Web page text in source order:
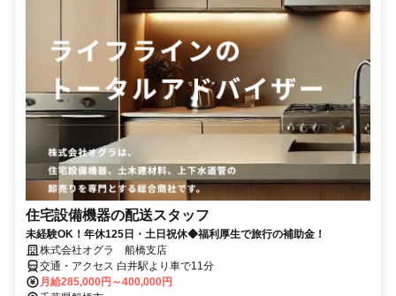
住宅設備機器の配送スタッフ
未経験OK！年休125日・土日祝休◆福利厚生で旅行の補助金！
株式会社オグラ 船橋支店
交通・アクセス 白井駅より車で11分
月給285,000円～400,000円